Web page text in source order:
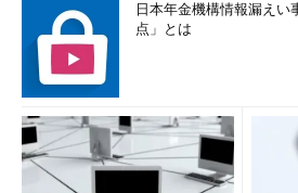
日本年金機構情報漏え
点」とは